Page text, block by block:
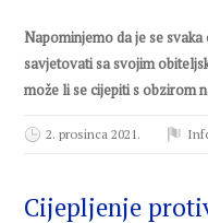
Napominjemo da je se
savjetovati sa svojim
može li se cijepitis obzirom
2. prosinca 2021.
Cijepljenje